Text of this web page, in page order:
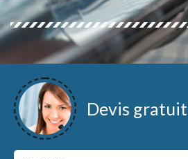
Devis gratuit